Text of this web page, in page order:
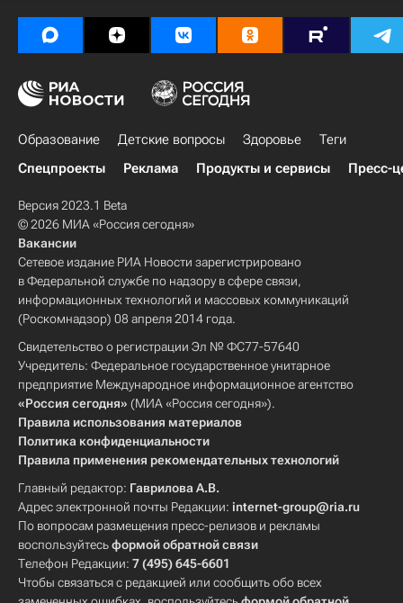
Образование Детские вопросы Здоровье
Теги
Спецпроекты
Реклама Продукты и сервисы Пресс-
Версия 2023.1 Beta
© 2026 МИА «Россия сегодня»
Вакансии
Сетевое издание РИА Новости зарегистрировано
в Федеральной службе по надзору в сфере связи,
информационных технологий и массовых коммуникаций
(Роскомнадзор) 08 апреля 2014 года.
Свидетельство о регистрации Эл № ФС77-57640
Учредитель: Федеральное государственное унитарное
предприятие Международное информационное агентство
«Россия сегодня» (МИА «Россия сегодня»).
Правила использования материалов
Политика конфиденциальности
Правила применения рекомендательных технологий
Главный редактор: Гаврилова А.В.
Адрес электронной почты Редакции: internet-group@ria.ru
По вопросам размещения пресс-релизов и рекламы
воспользуйтесьформой обратной связи
Телефон Редакции: 7 (495) 645-6601
Чтобы связаться с редакцией или сообщить обо всех